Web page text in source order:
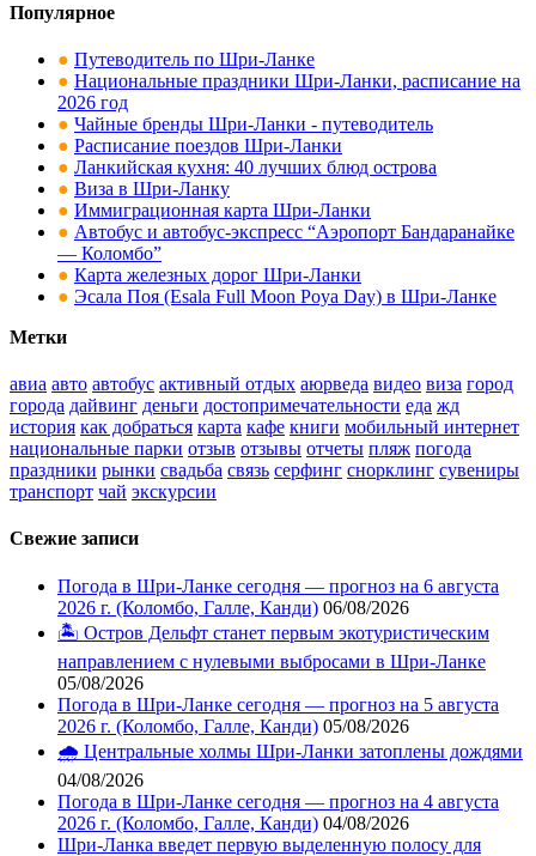
Популярное
● Путеводитель по Шри-Ланке
● Национальные праздники Шри-Ланки, расписание на
2026 год
● Чайные бренды Шри-Ланки - путеводитель
● Расписание поездов Шри-Ланки
● Ланкийская кухня: 40 лучших блюд острова
● Виза в Шри-Ланку
● Иммиграционная карта Шри-Ланки
● Автобус и автобус-экспресс “Аэропорт Бандаранайке
— Коломбо”
● Карта железных дорог Шри-Ланки
● Эсала Поя (Esala Full Moon Poya Day) в Шри-Ланке
Метки
авиа авто автобус активный отдых аюрведа видео виза город
города дайвинг деньги достопримечательности еда жд
история как добраться карта кафе книги мобильный интернет
национальные парки отзыв отзывы отчеты пляж погода
праздники рынки свадьба связь серфинг снорклинг сувениры
транспорт чай экскурсии
Свежие записи
Погода в Шри-Ланке сегодня — прогноз на 6 августа
2026 г. (Коломбо, Галле, Канди) 06/08/2026
🏝️ Остров Дельфт станет первым экотуристическим
направлением с нулевыми выбросами в Шри-Ланке
05/08/2026
Погода в Шри-Ланке сегодня — прогноз на 5 августа
2026 г. (Коломбо, Галле, Канди) 05/08/2026
🌧️ Центральные холмы Шри-Ланки затоплены дождями
04/08/2026
Погода в Шри-Ланке сегодня — прогноз на 4 августа
2026 г. (Коломбо, Галле, Канди) 04/08/2026
Шри-Ланка введет первую выделенную полосу для